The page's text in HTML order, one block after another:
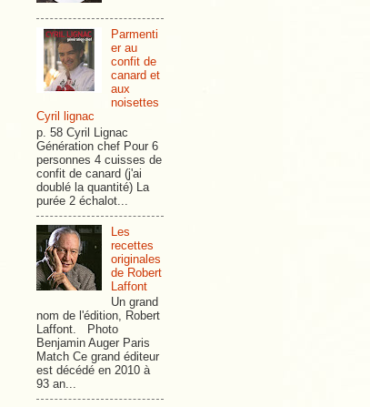
Parmenti
er au
confit de
canard et
aux
noisettes
Cyril lignac
p. 58 Cyril Lignac
Génération chef Pour 6
personnes 4 cuisses de
confit de canard (j'ai
doublé la quantité) La
purée 2 échalot...
Les
recettes
originales
de Robert
Laffont
Un grand
nom de l'édition, Robert
Laffont. Photo
Benjamin Auger Paris
Match Ce grand éditeur
est décédé en 2010 à
93 an...